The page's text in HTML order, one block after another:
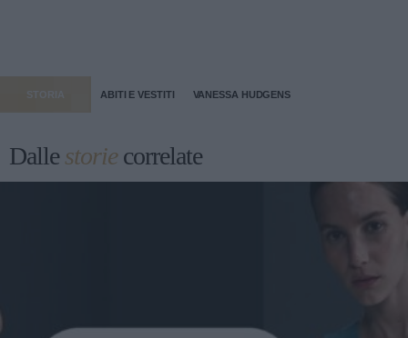
STORIA ABITI E VESTITI VANESSA HUDGENS
Dallestoriecorrelate